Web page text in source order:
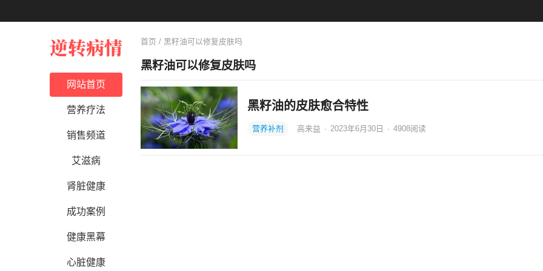
网站首页
营养疗法
销售频道
艾滋病
肾脏健康
成功案例
健康黑幕
心脏健康
首页 / 黑籽油可以修复皮肤吗
黑籽油可以修复皮肤吗
黑籽油的皮肤愈合特性
营养补剂 高来益 · 2023年6月30日 · 4908阅读